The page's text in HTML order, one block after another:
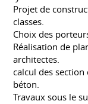
Projet de
classes.
Choix des
Réalisation de
architectes.
calcul des section
béton.
Travaux sous le